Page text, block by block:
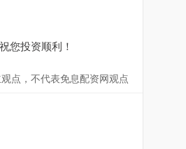
您投资顺利！
点，不代表免息配资网观点